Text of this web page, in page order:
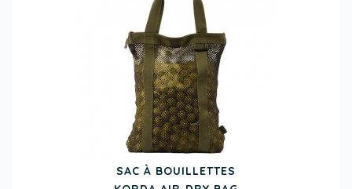
SAC À BOUILLETTES